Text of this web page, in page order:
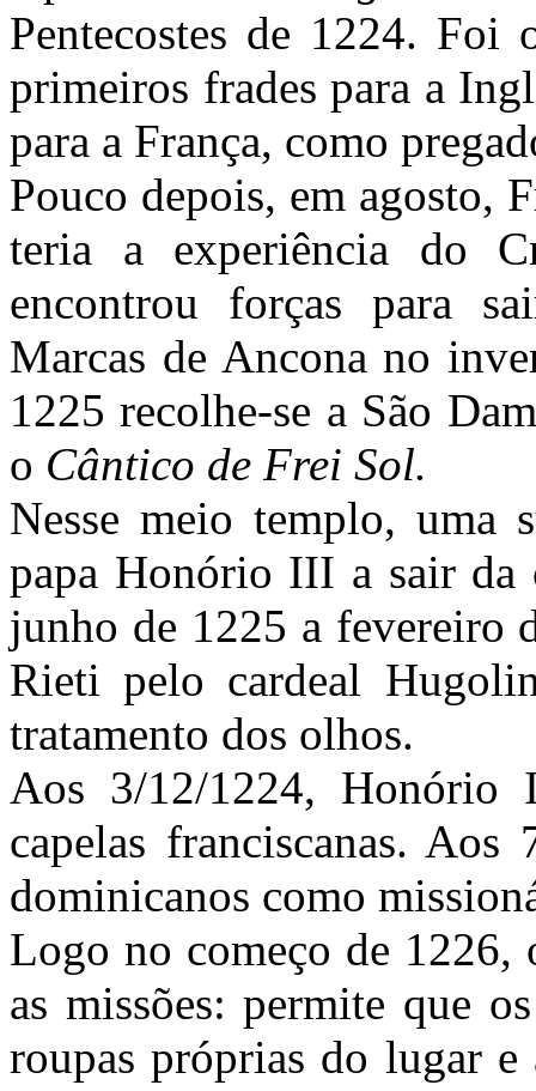
Pentecostes de 1224. Foi
primeiros frades para a
para a França, como
Pouco depois, em agosto,
teria a experiência do
encontrou forças para
Marcas de Ancona no
1225 recolhe-se a São
o Cântico de Frei Sol.
Nesse meio templo, uma
papa Honório III a sair da
junho de 1225 a fevereiro
Rieti pelo cardeal
tratamento dos olhos.
Aos 3/12/1224, Honório
capelas franciscanas. Aos
dominicanos como
Logo no começo de 1226,
as missões: permite que
roupas próprias do lugar e